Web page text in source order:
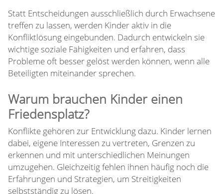
Statt Entscheidungen ausschließlich durch Erwachsene
treffen zu lassen, werden Kinder aktiv in die
Konfliktlösung eingebunden. Dadurch entwickeln sie
wichtige soziale Fähigkeiten und erfahren, dass
Probleme oft besser gelöst werden können, wenn alle
Beteiligten miteinander sprechen.
Warum brauchen Kinder einen
Friedensplatz?
Konflikte gehören zur Entwicklung dazu. Kinder lernen
dabei, eigene Interessen zu vertreten, Grenzen zu
erkennen und mit unterschiedlichen Meinungen
umzugehen. Gleichzeitig fehlen ihnen häufig noch die
Erfahrungen und Strategien, um Streitigkeiten
selbstständig zu lösen.